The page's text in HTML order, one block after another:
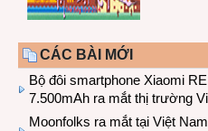
CÁC BÀI MỚI
Bộ đôi smartphone Xiaomi
7.500mAh ra mắt thị trường
Moonfolks ra mắt tại Việt